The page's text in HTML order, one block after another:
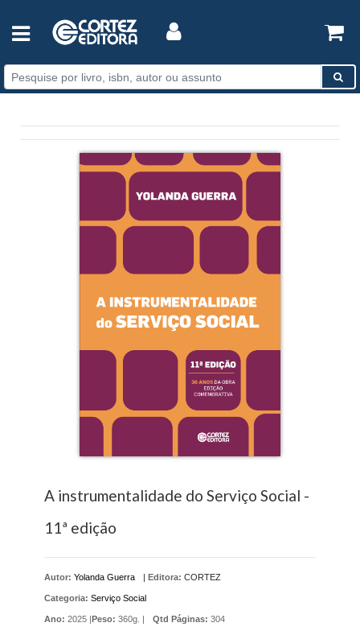
A instrumentalidade do Serviço Social -
11ª edição
Autor: Yolanda Guerra | Editora: CORTEZ
Categoria: Serviço Social
Ano: 2025 |Peso: 360g. | Qtd Páginas: 304